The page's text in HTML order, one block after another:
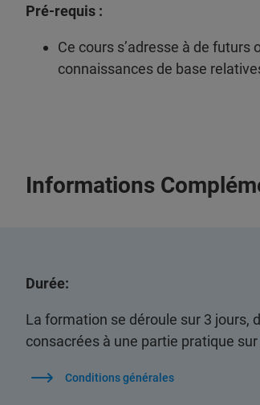
Pré-requis :
Ce cours s’adresse à de
connaissances de base
Informations
Durée:
La formation se déroule sur 3 jours,
consacrées à une partie pratique
Conditions générales